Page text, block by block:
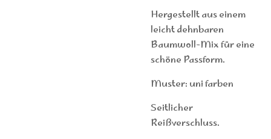
Hergestellt aus einem
leicht dehnbaren
Baumwoll-Mix für eine
schöne Passform.
Muster: uni farben
Seitlicher
Reißverschluss.